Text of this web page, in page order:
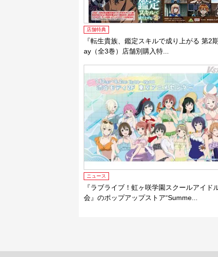
店舗特典
『転生貴族、鑑定スキルで成り上がる 第2
ay（全3巻）店舗別購入特...
ニュース
『ラブライブ！虹ヶ咲学園スクールアイド
会』のポップアップストア“Summe...